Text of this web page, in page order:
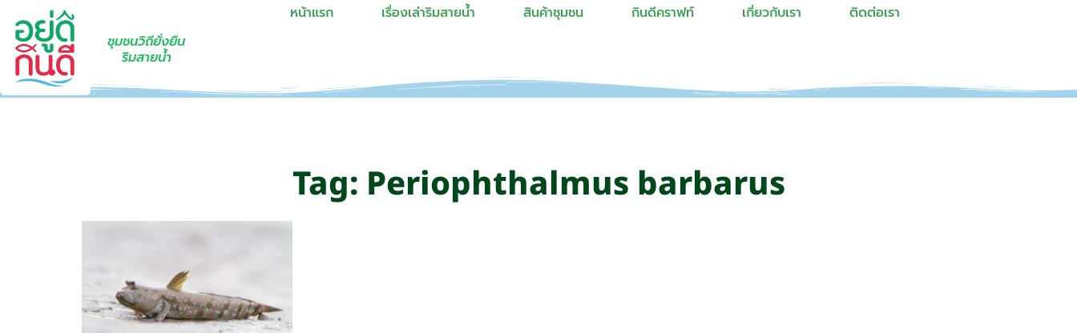
ชุมชนวิถียั่งยืน
ริมสายน้ำ
หน้าแรก เรื่องเล่าริมสายน้ำ สินค้าชุมชน กินดีคราฟท์ เกี่ยวกับเรา ติดต่อเรา
Tag: Periophthalmus barbarus